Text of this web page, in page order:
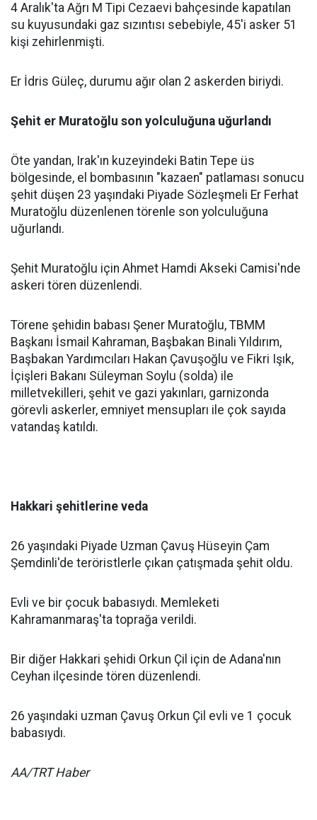
4 Aralık'ta Ağrı M Tipi Cezaevi bahçesinde kapatılan
su kuyusundaki gaz sızıntısı sebebiyle, 45'i asker 51
kişi zehirlenmişti.
Er İdris Güleç, durumu ağır olan 2 askerden biriydi.
Şehit er Muratoğlu son yolculuğuna uğurlandı
Öte yandan, Irak'ın kuzeyindeki Batin Tepe üs
bölgesinde, el bombasının "kazaen" patlaması sonucu
şehit düşen 23 yaşındaki Piyade Sözleşmeli Er Ferhat
Muratoğlu düzenlenen törenle son yolculuğuna
uğurlandı.
Şehit Muratoğlu için Ahmet Hamdi Akseki Camisi'nde
askeri tören düzenlendi.
Törene şehidin babası Şener Muratoğlu, TBMM
Başkanı İsmail Kahraman, Başbakan Binali Yıldırım,
Başbakan Yardımcıları Hakan Çavuşoğlu ve Fikri Işık,
İçişleri Bakanı Süleyman Soylu (solda) ile
milletvekilleri, şehit ve gazi yakınları, garnizonda
görevli askerler, emniyet mensupları ile çok sayıda
vatandaş katıldı.
Hakkari şehitlerine veda
26 yaşındaki Piyade Uzman Çavuş Hüseyin Çam
Şemdinli'de teröristlerle çıkan çatışmada şehit oldu.
Evli ve bir çocuk babasıydı. Memleketi
Kahramanmaraş'ta toprağa verildi.
Bir diğer Hakkari şehidi Orkun Çil için de Adana'nın
Ceyhan ilçesinde tören düzenlendi.
26 yaşındaki uzman Çavuş Orkun Çil evli ve 1 çocuk
babasıydı.
AA/TRT Haber